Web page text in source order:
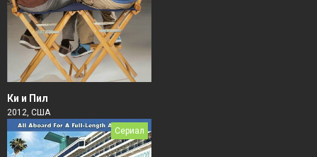
Ки и Пил
2012, США
Сериал